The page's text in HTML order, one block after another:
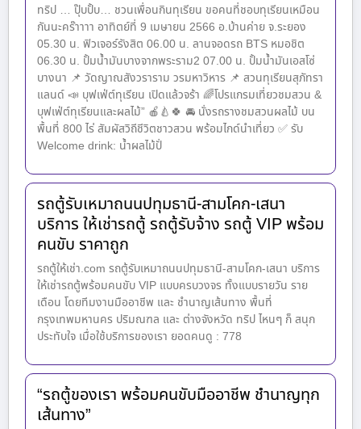
ทริป … ปุ๊บปั้บ… ชวนเพื่อนกินทุเรียน ขอคนที่ชอบทุเรียนเหมือน
กันนะคร๊าาาา อาทิตย์ที่ 9 เมษายน 2566 อ.บ้านค่าย จ.ระยอง
05.30 น. ฟิวเจอร์รังสิต 06.00 น. ลานจอดรถ BTS หมอชิต
06.30 น. ปั้มน้ำมันบางจากพระราม2 07.00 น. ปั้มน้ำมันเอสโซ่
บางนา 📌 วัดญาณสังวราราม วรมหาวิหาร 📌 สวนทุเรียนสุภัทรา
แลนด์ 📣 บุฟเฟ่ต์ทุเรียน เปิดแล้วจร้า 🌈โปรแกรมเที่ยวชมสวน &
บุฟเฟ่ต์ทุเรียนและผลไม้” 🍎🍐🍀 🚘 นั่งรถรางชมสวนผลไม้ บน
พื้นที่ 800 ไร่ สัมผัสวิถีชีวิตชาวสวน พร้อมไกด์นำเที่ยว ✅ รับ
Welcome drink: น้ำผลไม้ปั่
รถตู้รับเหมาถนนปทุมธานี-สามโคก-เสนา
บริการ ให้เช่ารถตู้ รถตู้รับจ้าง รถตู้ VIP พร้อม
คนขับ ราคาถูก
รถตู้ให้เช่า.com รถตู้รับเหมาถนนปทุมธานี-สามโคก-เสนา บริการ
ให้เช่ารถตู้พร้อมคนขับ VIP แบบครบวงจร ทั้งแบบรายวัน ราย
เดือน โดยทีมงานมืออาชีพ และ ชำนาญเส้นทาง พื้นที่
กรุงเทพมหานคร ปริมณฑล และ ต่างจังหวัด ทริป ไหนๆ ก็ สนุก
ประทับใจ เมื่อใช้บริการของเรา ยอดคนดู : 778
“รถตู้ของเรา พร้อมคนขับมืออาชีพ ชำนาญทุก
เส้นทาง”